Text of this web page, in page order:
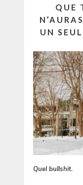
QUE
UN
Quel bullshit.